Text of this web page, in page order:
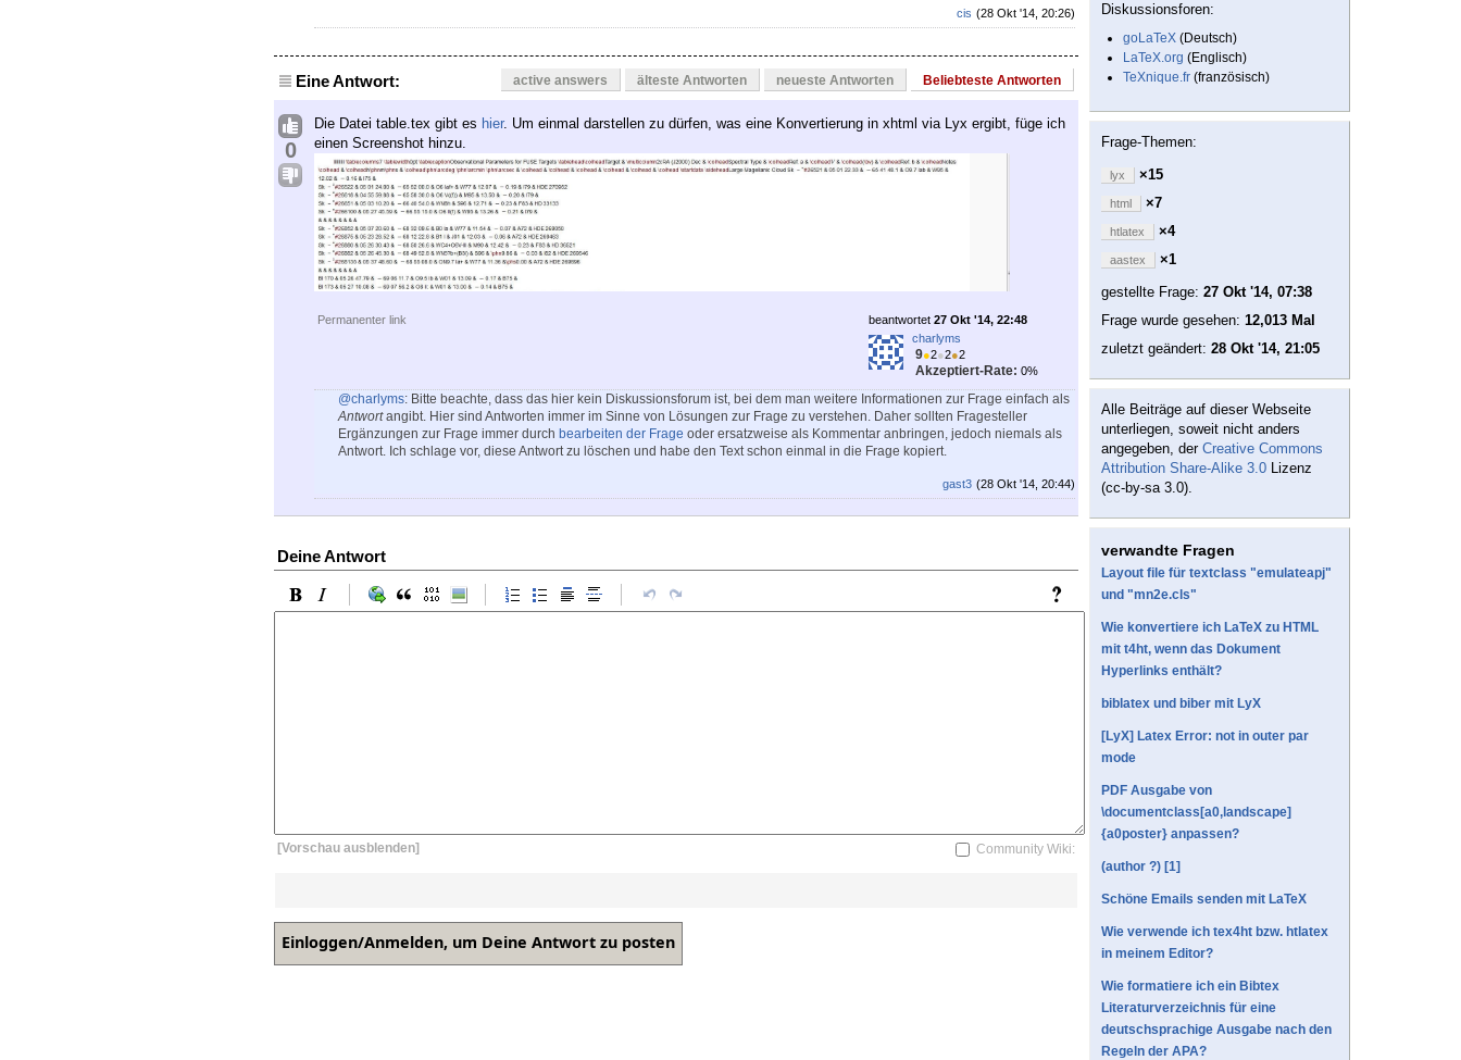
(28 Okt '14, 20:26)
cis
Eine Antwort: active answers älteste Antworten neueste Antworten Beliebteste Antworten
0
Die Datei table.tex gibt es hier. Um einmal darstellen zu dürfen, was eine Konvertierung in xhtml via Lyx ergibt, füge ich
einen Screenshot hinzu.
Permanenter link beantwortet 27 Okt '14, 22:48
charlyms
9●2●2●2
Akzeptiert-Rate: 0%
@charlyms: Bitte beachte, dass das hier kein Diskussionsforum ist, bei dem man weitere Informationen zur Frage einfach als
Antwortangibt. Hier sind Antworten immer im Sinne von Lösungen zur Frage zu verstehen. Daher sollten Fragesteller
Ergänzungen zur Frage immer durch bearbeiten der Frage oder ersatzweise als Kommentar anbringen, jedoch niemals als
Antwort. Ich schlage vor, diese Antwort zu löschen und habe den Text schon einmal in die Frage kopiert.
(28 Okt '14, 20:44)
gast3
Deine Antwort
[Vorschau ausblenden] Community Wiki:
Diskussionsforen:
goLaTeX (Deutsch)
LaTeX.org (Englisch)
TeXnique.fr (französisch)
Frage-Themen:
lyx ×15
html ×7
htlatex ×4
aastex
×1
gestellte Frage: 27 Okt '14, 07:38
Frage wurde gesehen: 12,013 Mal
zuletzt geändert: 28 Okt '14, 21:05
Alle Beiträge auf dieser Webseite
unterliegen, soweit nicht anders
angegeben, der Creative Commons
Attribution Share-Alike 3.0 Lizenz
(cc-by-sa 3.0).
verwandte Fragen
Layout file für textclass "emulateapj"
und "mn2e.cls"
Wie konvertiere ich LaTeX zu HTML
mit t4ht, wenn das Dokument
Hyperlinks enthält?
biblatex und biber mit LyX
[LyX] Latex Error: not in outer par
mode
PDF Ausgabe von
\documentclass[a0,landscape]
{a0poster} anpassen?
(author ?) [1]
Schöne Emails senden mit LaTeX
Wie verwende ich tex4ht bzw. htlatex
in meinem Editor?
Wie formatiere ich ein Bibtex
Literaturverzeichnis für eine
deutschsprachige Ausgabe nach den
Regeln der APA?